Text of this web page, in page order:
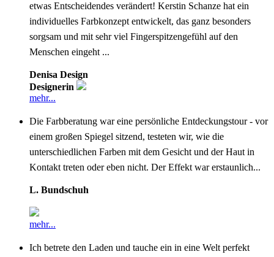
etwas Entscheidendes verändert! Kerstin Schanze hat ein
individuelles Farbkonzept entwickelt, das ganz besonders
sorgsam und mit sehr viel Fingerspitzengefühl auf den
Menschen eingeht ...
Denisa Design
Designerin
mehr...
Die Farbberatung war eine persönliche Entdeckungstour - vor
einem großen Spiegel sitzend, testeten wir, wie die
unterschiedlichen Farben mit dem Gesicht und der Haut in
Kontakt treten oder eben nicht. Der Effekt war erstaunlich...
L. Bundschuh
mehr...
Ich betrete den Laden und tauche ein in eine Welt perfekt